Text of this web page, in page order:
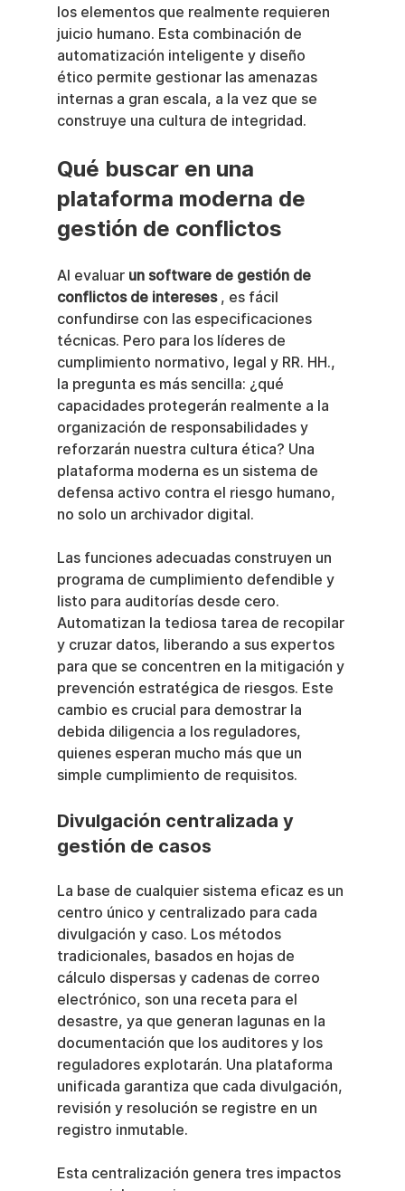
los elementos que realmente requieren
juicio humano. Esta combinación de
automatización inteligente y diseño
ético permite gestionar las amenazas
internas a gran escala, a la vez que se
construye una cultura de integridad.
Qué buscar en una
plataforma moderna de
gestión de conflictos
Al evaluar un software de gestión de
conflictos de intereses , es fácil
confundirse con las especificaciones
técnicas. Pero para los líderes de
cumplimiento normativo, legal y RR. HH.,
la pregunta es más sencilla: ¿qué
capacidades protegerán realmente a la
organización de responsabilidades y
reforzarán nuestra cultura ética? Una
plataforma moderna es un sistema de
defensa activo contra el riesgo humano,
no solo un archivador digital.
Las funciones adecuadas construyen un
programa de cumplimiento defendible y
listo para auditorías desde cero.
Automatizan la tediosa tarea de recopilar
y cruzar datos, liberando a sus expertos
para que se concentren en la mitigación y
prevención estratégica de riesgos. Este
cambio es crucial para demostrar la
debida diligencia a los reguladores,
quienes esperan mucho más que un
simple cumplimiento de requisitos.
Divulgación centralizada y
gestión de casos
La base de cualquier sistema eficaz es un
centro único y centralizado para cada
divulgación y caso. Los métodos
tradicionales, basados en hojas de
cálculo dispersas y cadenas de correo
electrónico, son una receta para el
desastre, ya que generan lagunas en la
documentación que los auditores y los
reguladores explotarán. Una plataforma
unificada garantiza que cada divulgación,
revisión y resolución se registre en un
registro inmutable.
Esta centralización genera tres impactos